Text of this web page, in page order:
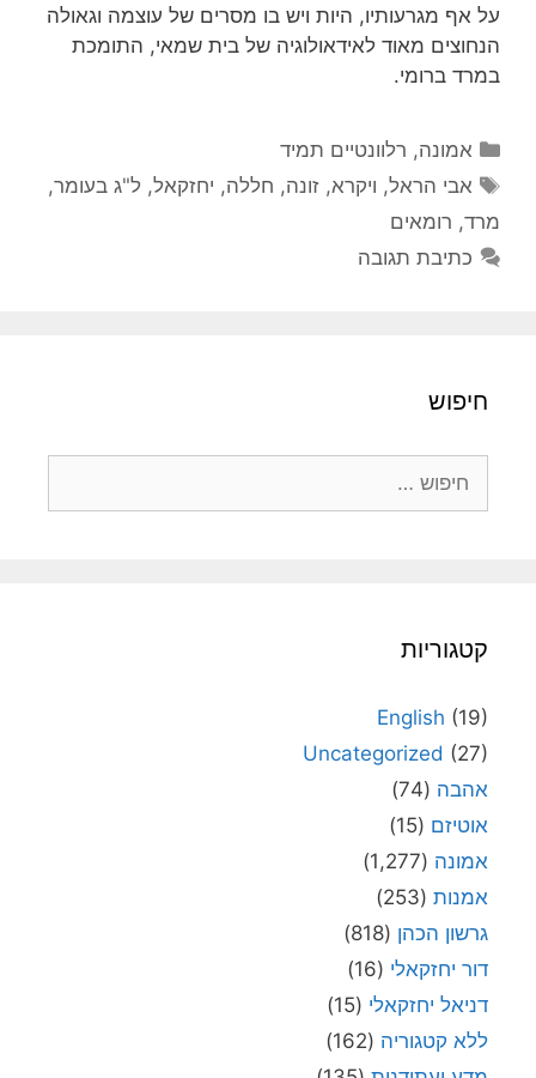
על אף מגרעותיו, היות ויש בו מסרים של עוצמה וגאולה
הנחוצים מאוד לאידאולוגיה של בית שמאי, התומכת
במרד ברומי.
קטגוריות
אמונה, רלוונטיים תמיד
תגיות
אבי הראל, ויקרא,זונה, חללה, יחזקאל, ל"ג בעומר,
מרד, רומאים
כתיבת תגובה
חיפוש
קטגוריות
English (19)
Uncategorized (27)
אהבה (74)
אוטיזם (15)
אמונה (1,277)
אמנות (253)
גרשון הכהן (818)
דור יחזקאלי (16)
דניאל יחזקאלי (15)
ללא קטגוריה (162)